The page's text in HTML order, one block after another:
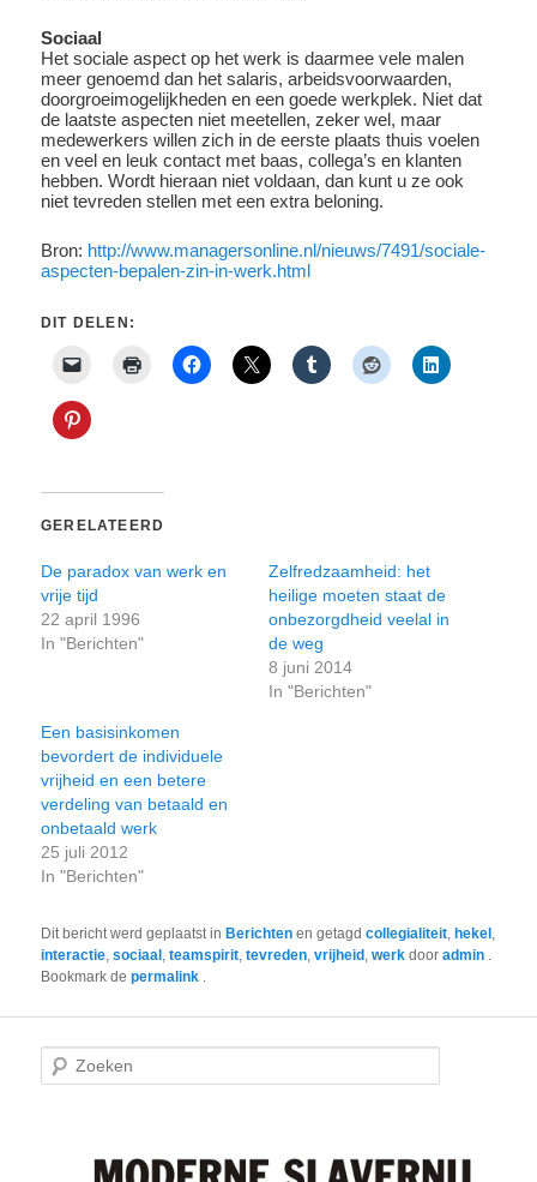
Sociaal
Het sociale aspect op het werk is daarmee vele malen
meer genoemd dan het salaris, arbeidsvoorwaarden,
doorgroeimogelijkheden en een goede werkplek. Niet dat
de laatste aspecten niet meetellen, zeker wel, maar
medewerkers willen zich in de eerste plaats thuis voelen
en veel en leuk contact met baas, collega’s en klanten
hebben. Wordt hieraan niet voldaan, dan kunt u ze ook
niet tevreden stellen met een extra beloning.
Bron: http://www.managersonline.nl/nieuws/7491/sociale-
aspecten-bepalen-zin-in-werk.html
DIT DELEN:
GERELATEERD
De paradox van werk en
vrije tijd
22 april 1996
In "Berichten"
Zelfredzaamheid: het
heilige moeten staat de
onbezorgdheid veelal in
de weg
8 juni 2014
In "Berichten"
Een basisinkomen
bevordert de individuele
vrijheid en een betere
verdeling van betaald en
onbetaald werk
25 juli 2012
In "Berichten"
Dit bericht werd geplaatst inBerichten en getagdcollegialiteit ,hekel
interactie ,sociaal ,teamspirit ,tevreden ,vrijheid ,werk dooradmin
Bookmark depermalink
e